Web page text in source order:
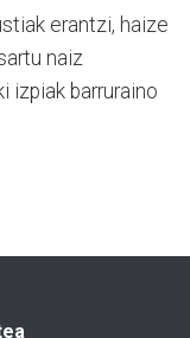
erantzi, haize
naiz
izpiak barruraino